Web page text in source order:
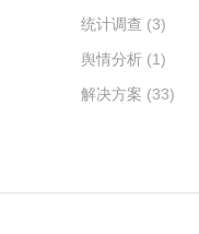
统计调查 (3)
舆情分析 (1)
解决方案 (33)